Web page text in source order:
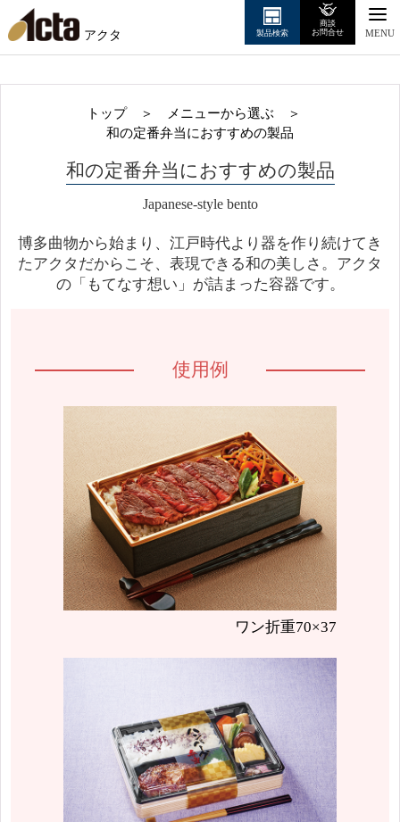
アクタ MENU
製品検索
商談
お問合せ
トップ＞ メニューから選ぶ ＞
和の定番弁当におすすめの製品
和の定番弁当におすすめの製品
Japanese-style bento
博多曲物から始まり、江戸時代より器を作り続けてき
たアクタだからこそ、表現できる和の美しさ。アクタ
の「もてなす想い」が詰まった容器です。
使用例
ワン折重70×37